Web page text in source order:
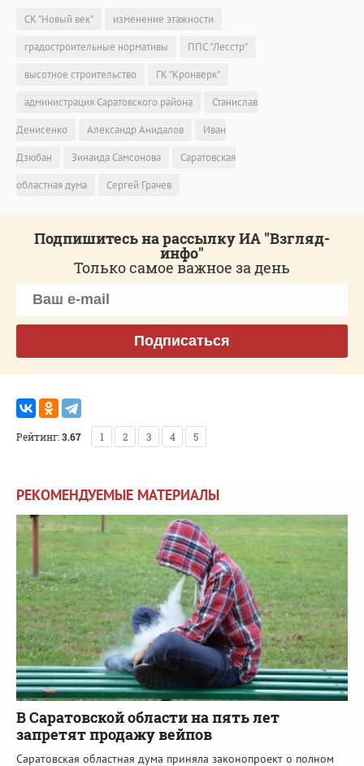
СК "Новый век"
изменение этажности
градостроительные нормативы
ППС "Лесстр"
высотное строительство
ГК "Кронверк"
администрация Саратовского района
Станислав
Денисенко
Александр Анидалов
Иван
Дзюбан
Зинаида Самсонова
Саратовская
областная дума
Сергей Грачев
Подпишитесь на рассылку ИА "Взгляд-
инфо"
Только самое важное за день
Подписаться
Рейтинг:3.67 1 2 3 4 5
РЕКОМЕНДУЕМЫЕ МАТЕРИАЛЫ
В Саратовской области на пять лет
запретят продажу вейпов
Саратовская областная дума приняла законопроект о полном